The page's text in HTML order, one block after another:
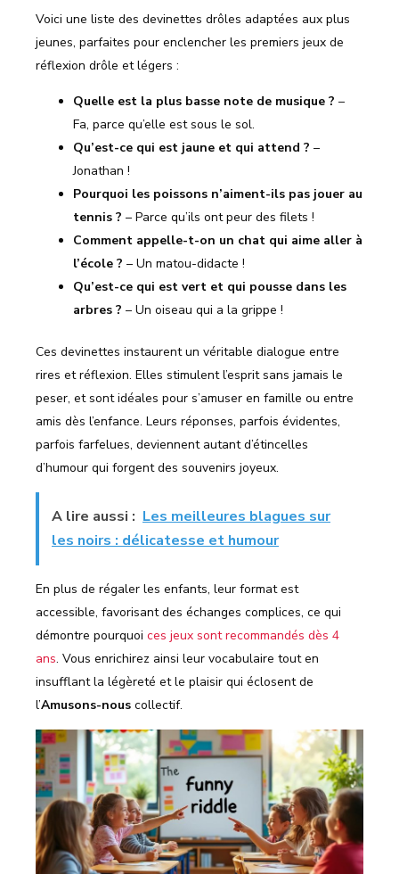
Voici une liste des devinettes drôles adaptées aux plus
jeunes, parfaites pour enclencher les premiers jeux de
réflexion drôle et légers :
Quelle est la plus basse note de musique ? –
Fa, parce qu’elle est sous le sol.
Qu’est-ce qui est jaune et qui attend ? –
Jonathan !
Pourquoi les poissons n’aiment-ils pas jouer au
tennis ? – Parce qu’ils ont peur des filets !
Comment appelle-t-on un chat qui aime aller à
l’école ? – Un matou-didacte !
Qu’est-ce qui est vert et qui pousse dans les
arbres ? – Un oiseau qui a la grippe !
Ces devinettes instaurent un véritable dialogue entre
rires et réflexion. Elles stimulent l’esprit sans jamais le
peser, et sont idéales pour s’amuser en famille ou entre
amis dès l’enfance. Leurs réponses, parfois évidentes,
parfois farfelues, deviennent autant d’étincelles
d’humour qui forgent des souvenirs joyeux.
A lire aussi : Les meilleures blagues sur
les noirs : délicatesse et humour
En plus de régaler les enfants, leur format est
accessible, favorisant des échanges complices, ce qui
démontre pourquoi ces jeux sont recommandés dès 4
ans. Vous enrichirez ainsi leur vocabulaire tout en
insufflant la légèreté et le plaisir qui éclosent de
l’Amusons-nous collectif.